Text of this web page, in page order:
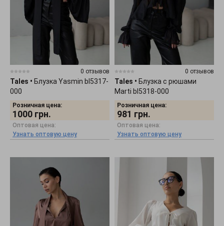
0 отзывов
Tales • Блузка Yasmin bl5317-
000
Розничная цена:
1000 грн.
Оптовая цена:
Узнать оптовую цену
0 отзывов
Tales • Блузка с рюшами
Marti bl5318-000
Розничная цена:
981 грн.
Оптовая цена:
Узнать оптовую цену